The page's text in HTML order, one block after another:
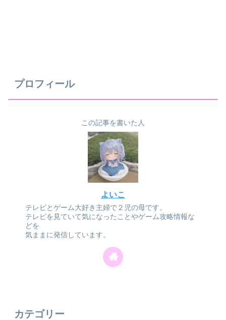
プロフィール
この記事を書いた人
よいこ
テレビとゲーム大好き主婦で２児の母です。
テレビを見ていて気になったことやゲーム攻略情報な
どを
気ままに発信しています。
カテゴリー